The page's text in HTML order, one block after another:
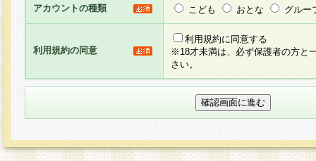
た全ての会員に対して本サービスの依頼をすると
りま す。
3.当社は、会員の事前の承諾を得ることなく、当
方 法・手段にて、本規約を任意に制定、変更ま
きるものとします。改定後の本規約等は、本規約
に掲示したときに、その 他の諸規定については
てその効力を生じるものとします。
アカウントの種類 こども おとな グルー
利用規約の同意
利用規約に同意する
※18才未満は、必ず保護者の方と
さい。